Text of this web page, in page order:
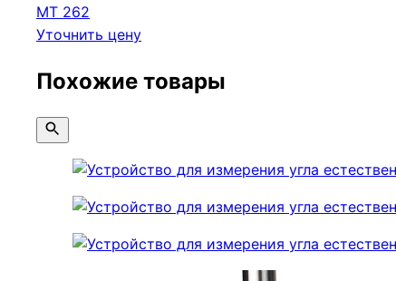
МТ 262
Уточнить цену
Похожие товары